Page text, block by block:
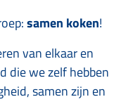
samen koken!
van elkaar en
die we zelf hebben
samen zijn en